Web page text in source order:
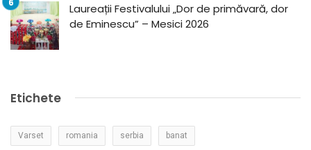
Laureații Festivalului „Dor de primăvară, dor
de Eminescu” – Mesici 2026
Etichete
Varset romania serbia banat